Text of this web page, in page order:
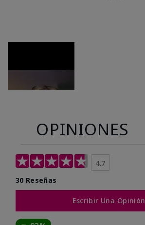
OPINIONES
4.7
30 Reseñas
Escribir Una Opinión